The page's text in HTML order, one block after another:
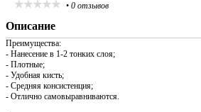
• 0 отзывов
Описание
Преимущества:
- Нанесение в 1-2 тонких слоя;
- Плотные;
- Удобная кисть;
- Средняя консистенция;
- Отлично самовыравниваются.